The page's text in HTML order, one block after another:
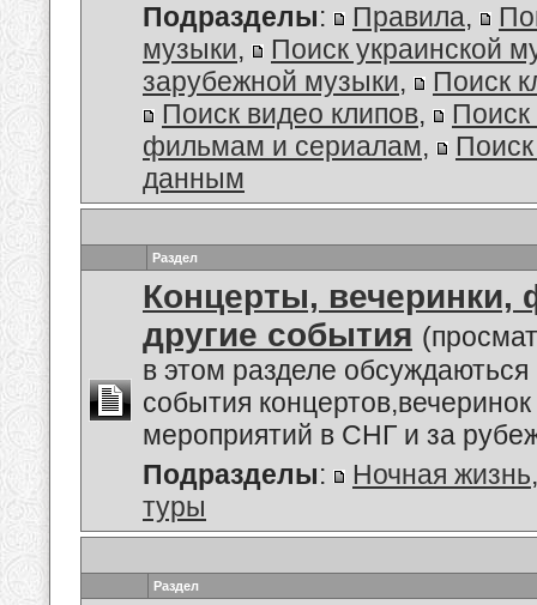
Подразделы: Правила,
музыки,
Поиск украинской
зарубежной музыки,
Поиск
Поиск видео клипов,
Поиск
фильмам и сериалам,
данным
Раздел
Концерты, вечеринки,
другие события
в этом разделе
события
мероприятий в СНГ и за
Подразделы: Ночная жизнь
туры
Раздел